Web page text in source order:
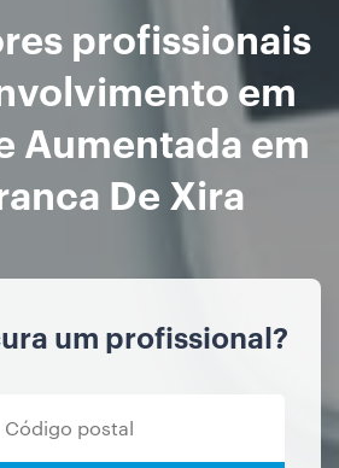
profissionais
em
Aumentada em
De Xira
um profissional?